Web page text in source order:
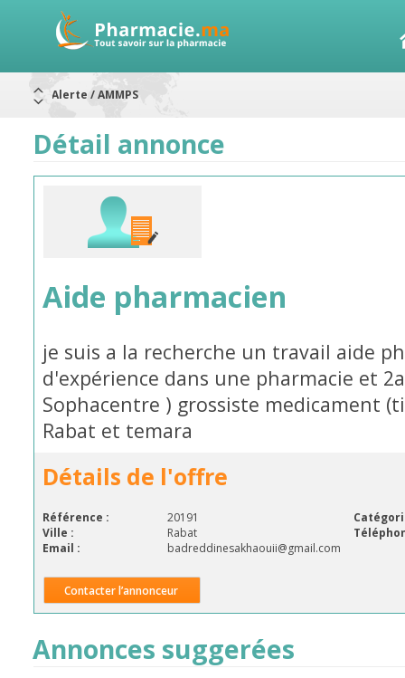
Aureomycine ophtalmique : Rappel de lots
RAPPELS DE LOTS
Rappel de lots : ANTITOXINE TÉTANIQUE 1500.
Rappel de lots : préparations lactées
Détail annonce
Aide pharmacien
je suis a la recherche un travail aide
d'expérience dans une pharmacie et
Sophacentre ) grossiste medicament
Rabat et temara
Détails de l'offre
Référence : 20191
Ville :
Rabat
Email :
badreddinesakhaouii@gmail.com
Contacter l’annonceur
Annonces suggerées